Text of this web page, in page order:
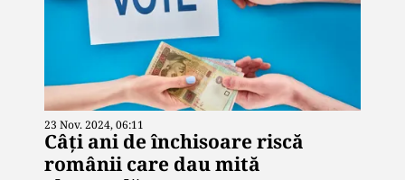
23 Nov. 2024, 06:11
Câți ani de închisoare riscă
românii care dau mită